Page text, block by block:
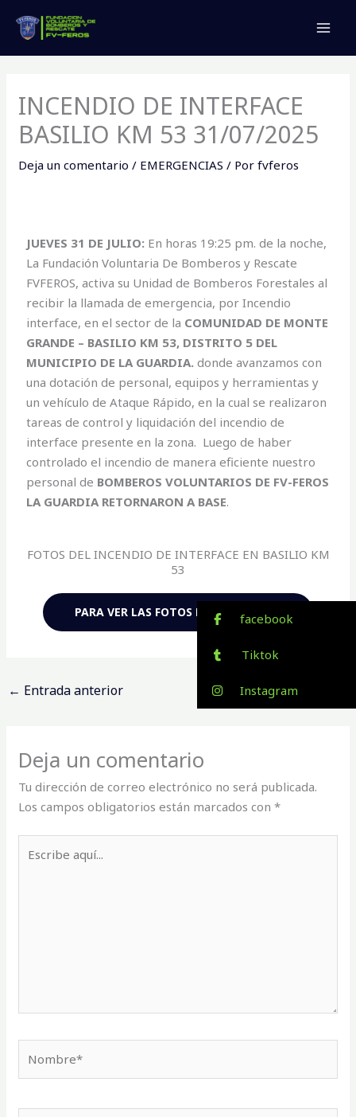
INCENDIO DE INTERFACE
BASILIO KM 53 31/07/2025
Deja un comentario / EMERGENCIAS / Porfvferos
JUEVES 31 DE JULIO: En horas 19:25 pm. de la noche,
La Fundación Voluntaria De Bomberos y Rescate
FVFEROS, activa su Unidad de Bomberos Forestales al
recibir la llamada de emergencia, por Incendio
interface, en el sector de la COMUNIDAD DE MONTE
GRANDE – BASILIO KM 53, DISTRITO 5 DEL
MUNICIPIO DE LA GUARDIA.donde avanzamos con
una dotación de personal, equipos y herramientas y
un vehículo de Ataque Rápido, en la cual se realizaron
tareas de control y liquidación del incendio de
interface presente en la zona. Luego de haber
controlado el incendio de manera eficiente nuestro
personal de BOMBEROS VOLUNTARIOS DE FV-FEROS
LA GUARDIA RETORNARON A BASE.
FOTOS DEL INCENDIO DE INTERFACE EN BASILIO KM
53
PARA VER LAS FOTOS HAZ CLIC AQUÍ
← Entrada anterior Entrada siguiente
Deja un comentario
Tu dirección de correo electrónico no será publicada.
Los campos obligatorios están marcados con*
aquí...
facebook
Tiktok
Instagram